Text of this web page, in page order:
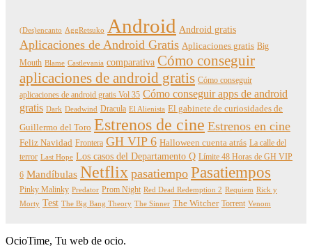
(Des)encanto AggRetsuko Android Android gratis
Aplicaciones de Android Gratis Aplicaciones gratis Big
Mouth Blame Castlevania comparativa Cómo conseguir
aplicaciones de android gratis Cómo conseguir
aplicaciones de android gratis Vol 35 Cómo conseguir apps de android
gratis Dark Deadwind Dracula El Alienista El gabinete de curiosidades de
Guillermo del Toro Estrenos de cine Estrenos en cine
Feliz Navidad Frontera GH VIP 6 Halloween cuenta atrás La calle del
terror Last Hope Los casos del Departamento Q Límite 48 Horas de GH VIP
6 Mandíbulas Netflix pasatiempo Pasatiempos
Pinky Malinky Predator Prom Night Red Dead Redemption 2 Requiem Rick y
Morty Test The Big Bang Theory The Sinner The Witcher Torrent Venom
OcioTime, Tu web de ocio.